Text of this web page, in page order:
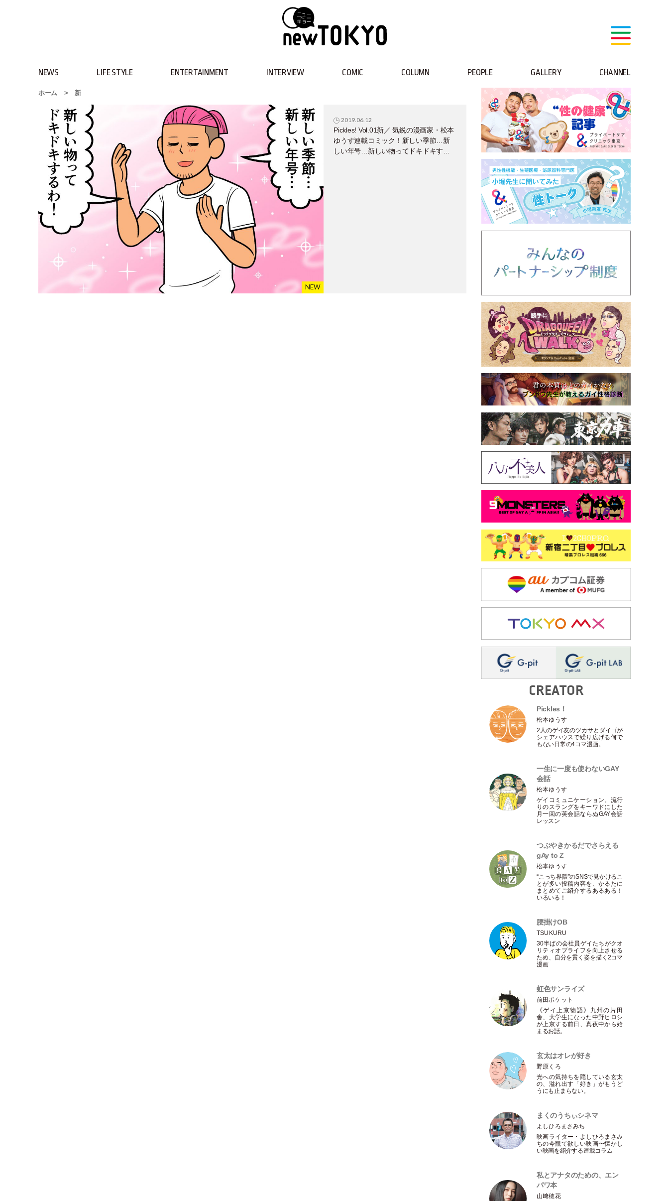
NEWS LIFE STYLE ENTERTAINMENT INTERVIEW COMIC COLUMN PEOPLE GALLERY CHANNEL
ホーム > 新
2019.06.12
Pickles! Vol.01新／ 気鋭の漫画家・松本
ゆうす連載コミック！新しい季節…新
しい年号…新しい物ってドキドキする
CREATOR
Pickles！
松本ゆうす
2人のゲイ友のツカサとダイゴが
シェアハウスで繰り広げる何で
もない日常の4コマ漫画。
一生に一度も使わないGAY
会話
松本ゆうす
ゲイコミュニケーション。流行
りのスラングをキーワドにした
月一回の英会話ならぬGAY会話
レッスン
つぶやきかるだでさらえる
gAy to Z
松本ゆうす
“こっち界隈”のSNSで見かけるこ
とが多い投稿内容を、かるたに
まとめてご紹介するあるある！
いるいる！
腰掛けOB
TSUKURU
30半ばの会社員ゲイたちがクオ
リティオブライフを向上させる
ため、自分を貫く姿を描く2コマ
漫画
虹色サンライズ
前田ポケット
《ゲイ上京物語》九州の片田
舎、大学生になった中野ヒロシ
が上京する前日、真夜中から始
まるお話。
玄太はオレが好き
野原くろ
光への気持ちを隠している玄太
の、溢れ出す 「好き 」がもうど
うにも止まらない。
まくのうちぃシネマ
よしひろまさみち
映画ライター ・ よしひろまさみ
ちの今観て欲しい映画〜懐かし
い映画を紹介する連載コラム
私とアナタのための、エン
パワ本
山﨑穂花